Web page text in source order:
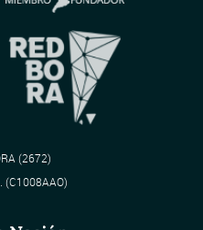
(2672)
(C1008AAO)